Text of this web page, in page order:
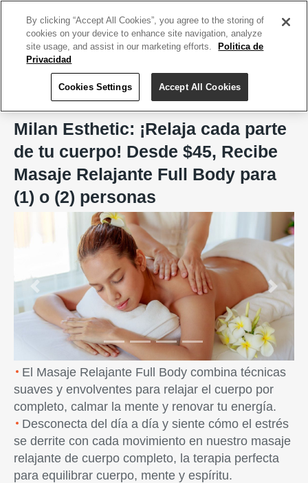
Milan Esthetic
Milan Esthetic: ¡Relaja cada parte
de tu cuerpo! Desde $45, Recibe
Masaje Relajante Full Body para
(1) o (2) personas
Previous Next
El Masaje Relajante Full Body combina técnicas
suaves y envolventes para relajar el cuerpo por
completo, calmar la mente y renovar tu energía.
Desconecta del día a día y siente cómo el estrés
se derrite con cada movimiento en nuestro masaje
relajante de cuerpo completo, la terapia perfecta
para equilibrar cuerpo, mente y espíritu.
By clicking “Accept All Cookies”, you agree to the storing of
cookies on your device to enhance site navigation, analyze
site usage, and assist in our marketing efforts.
Politica de
Privacidad
Cookies Settings Accept All Cookies